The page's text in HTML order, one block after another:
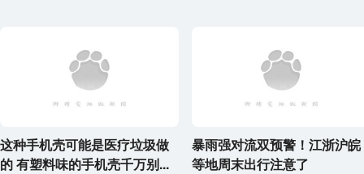
这种手机壳可能是医疗垃圾做
的 有塑料味的手机壳千万别...
暴雨强对流双预警！江浙沪皖
等地周末出行注意了